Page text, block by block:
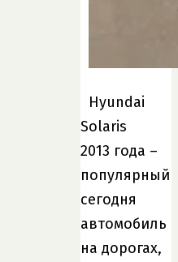
Hyundai
Solaris
2013 года –
популярный
сегодня
автомобиль
на дорогах,